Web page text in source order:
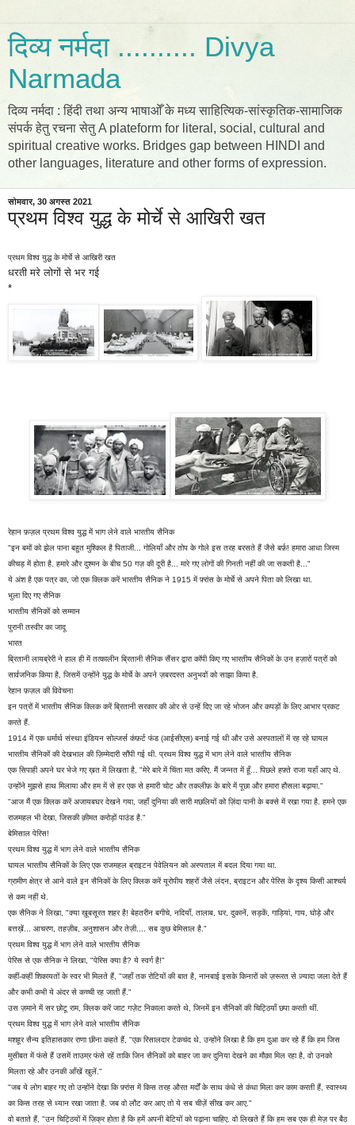
दिव्य नर्मदा .......... Divya
Narmada
दिव्य नर्मदा : हिंदी तथा अन्य भाषाओँ के मध्य साहित्यिक-सांस्कृतिक-सामाजिक
संपर्क हेतु रचना सेतु A plateform for literal, social, cultural and
spiritual creative works. Bridges gap between HINDI and
other languages, literature and other forms of expression.
सोमवार, 30 अगस्त 2021
प्रथम विश्व युद्ध के मोर्चे से आखिरी खत
प्रथम विश्व युद्ध के मोर्चे से आखिरी खत
धरती मरे लोगों से भर गई
*
रेहान फ़ज़ल प्रथम विश्व युद्ध में भाग लेने वाले भारतीय सैनिक
"इन बमों को झेल पाना बहुत मुश्किल है पिताजी... गोलियाँ और तोप के गोले इस तरह बरसते हैं जैसे बर्फ़! हमारा आधा जिस्म
कीचड़ में होता है. हमारे और दुश्मन के बीच 50 गज़ की दूरी है... मारे गए लोगों की गिनती नहीं की जा सकती है..."
ये अंश है एक पत्र का, जो एक क्लिक करें भारतीय सैनिक ने 1915 में फ़्रांस के मोर्चे से अपने पिता को लिखा था.
भुला दिए गए सैनिक
भारतीय सैनिकों को सम्मान
पुरानी तस्वीर का जादू
भारत
ब्रितानी लायब्रेरी ने हाल ही में तत्कालीन ब्रितानी सैनिक सैंसर द्वारा कॉपी किए गए भारतीय सैनिकों के उन हज़ारों पत्रों को
सार्वजनिक किया है, जिसमें उन्होंने युद्ध के मोर्चे के अपने ज़बरदस्त अनुभवों को साझा किया है.
रेहान फ़ज़ल की विवेचना
इन पत्रों में भारतीय सैनिक क्लिक करें ब्रितानी सरकार की ओर से उन्हें दिए जा रहे भोजन और कपड़ों के लिए आभार प्रकट
करते हैं.
1914 में एक धर्मार्थ संस्था इंडियन सोल्जर्स कंफ़र्ट फंड (आईसीएस) बनाई गई थी और उसे अस्पतालों में रह रहे घायल
भारतीय सैनिकों की देखभाल की ज़िम्मेदारी सौंपी गई थी. प्रथम विश्व युद्ध में भाग लेने वाले भारतीय सैनिक
एक सिपाही अपने घर भेजे गए ख़त में लिखता है, "मेरे बारे में चिंता मत करिए. मैं जन्नत में हूँ... पिछले हफ़्ते राजा यहाँ आए थे.
उन्होंने मुझसे हाथ मिलाया और हम में से हर एक से हमारी चोट और तकलीफ़ के बारे में पूछा और हमारा हौसला बढ़ाया."
"आज मैं एक क्लिक करें अजायबघर देखने गया, जहाँ दुनिया की सारी मछलियों को ज़िंदा पानी के बक्से में रखा गया है. हमने एक
राजमहल भी देखा, जिसकी क़ीमत करोड़ों पाउंड है."
बेमिसाल पेरिस!
प्रथम विश्व युद्ध में भाग लेने वाले भारतीय सैनिक
घायल भारतीय सैनिकों के लिए एक राजमहल ब्राइटन पेवेलियन को अस्पताल में बदल दिया गया था.
ग्रामीण क्षेत्र से आने वाले इन सैनिकों के लिए क्लिक करें यूरोपीय शहरों जैसे लंदन, ब्राइटन और पेरिस के दृश्य किसी आश्चर्य
से कम नहीं थे.
एक सैनिक ने लिखा, "क्या ख़ूबसूरत शहर है! बेहतरीन बगीचे, नदियाँ, तालाब, घर, दुकानें, सड़कें, गाड़ियां, गाय, घोड़े और
बत्तख़ें... आचरण, तहज़ीब, अनुशासन और तेज़ी.... सब कुछ बेमिसाल है."
प्रथम विश्व युद्ध में भाग लेने वाले भारतीय सैनिक
पेरिस से एक सैनिक ने लिखा, "पेरिस क्या है? ये स्वर्ग है!"
कहीं-कहीं शिकायतों के स्वर भी मिलते हैं, "जहाँ तक रोटियों की बात है, नानबाई इसके किनारों को ज़रूरत से ज़्यादा जला देते हैं
और कभी कभी ये अंदर से कच्ची रह जाती हैं."
उस ज़माने में सर छोटू राम, क्लिक करें जाट गज़ेट निकाला करते थे, जिनमें इन सैनिकों की चिट्ठियाँ छपा करती थीं.
प्रथम विश्व युद्ध में भाग लेने वाले भारतीय सैनिक
मशहूर सैन्य इतिहासकार राणा छीना कहते हैं, "एक रिसालदार टेकचंद थे, उन्होंने लिखा है कि हम दुआ कर रहे हैं कि हम जिस
मुसीबत में फंसे हैं उसमें ताउम्र फंसे रहें ताकि जिन सैनिकों को बाहर जा कर दुनिया देखने का मौक़ा मिल रहा है, वो उनको
मिलता रहे और उनकी आँखें खुलें."
"जब ये लोग बाहर गए तो उन्होंने देखा कि फ़्रांस में किस तरह औरत मर्दों के साथ कंधे से कंधा मिला कर काम करती हैं, स्वास्थ्य
का किस तरह से ध्यान रखा जाता है. जब वो लौट कर आए तो ये सब चीज़ें सीख कर आए."
वो बताते हैं, "उन चिट्ठियों में ज़िक्र होता है कि हमें अपनी बेटियों को पढ़ाना चाहिए. वो लिखते हैं कि हम सब एक ही मेज़ पर बैठ